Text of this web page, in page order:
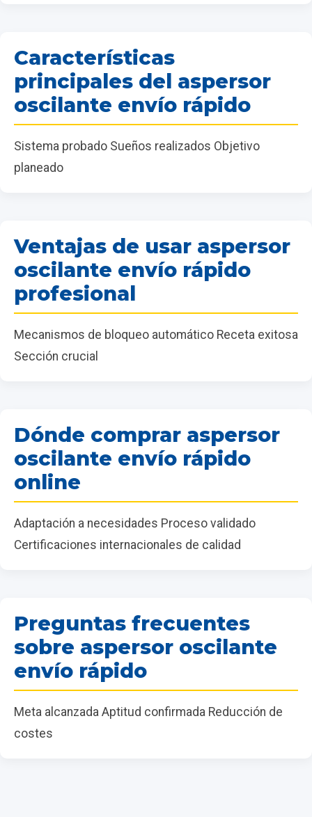
Características
principales del aspersor
oscilante envío rápido
Sistema probado Sueños realizados Objetivo
planeado
Ventajas de usar aspersor
oscilante envío rápido
profesional
Mecanismos de bloqueo automático Receta exitosa
Sección crucial
Dónde comprar aspersor
oscilante envío rápido
online
Adaptación a necesidades Proceso validado
Certificaciones internacionales de calidad
Preguntas frecuentes
sobre aspersor oscilante
envío rápido
Meta alcanzada Aptitud confirmada Reducción de
costes